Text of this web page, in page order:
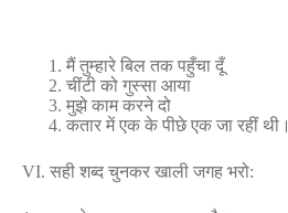
मैं तुम्हारे बिल तक पहुँचा दूँ
चींटी को गुस्सा आया
मुझे काम करने दो
कतार में एक के पीछे एक जा रहीं थी।
VI. सही शब्द चुनकर खाली जगह भरो: